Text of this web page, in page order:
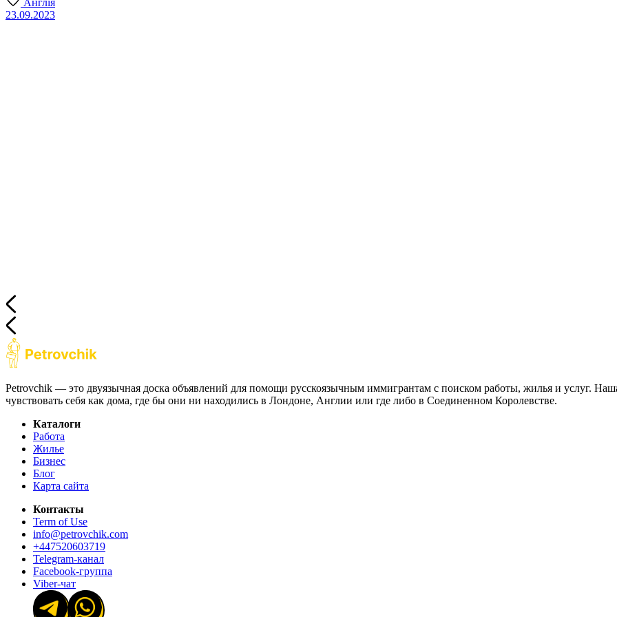
23.09.2023
Petrovchik — это двуязычная доска объявлений для помощи русскоязычным иммигрантам с поиском работы, жилья и услуг.
чувствовать себя как дома, где бы они ни находились в Лондоне, Англии или где либо в Соединенном Королевстве.
Каталоги
Работа
Жилье
Бизнес
Блог
Карта сайта
Контакты
Term of Use
info@petrovchik.com
+447520603719
Telegram-канал
Facebook-группа
Viber-чат